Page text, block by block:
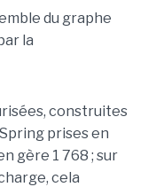
du graphe
la
construites
prises en
gère 1 768 ; sur
cela